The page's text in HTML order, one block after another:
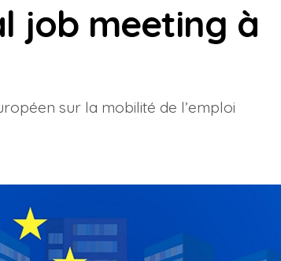
job meeting à
sur la mobilité de l’emploi